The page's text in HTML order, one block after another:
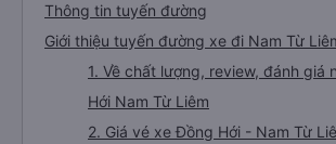
Thông tin tuyến đường
Giới thiệu tuyến đường xe đi Nam Từ
1. Về chất lượng, review, đánh giá
Hới Nam Từ Liêm
2. Giá vé xe Đồng Hới - Nam Từ